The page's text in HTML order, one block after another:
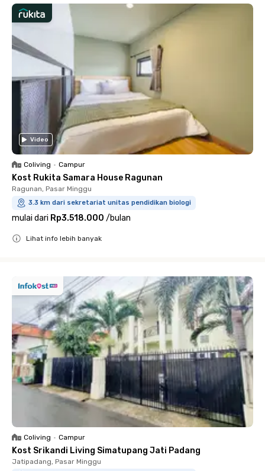
Video
Coliving • Campur
Kost Rukita Samara House Ragunan
Ragunan, Pasar Minggu
3.3 km dari sekretariat unitas pendidikan biologi
mulai dari Rp3.518.000 /bulan
Lihat info lebih banyak
Coliving • Campur
Kost Srikandi Living Simatupang Jati Padang
Jatipadang, Pasar Minggu